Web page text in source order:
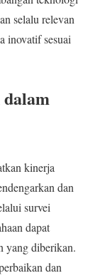
selalu relevan
inovatif sesuai
kinerja
dan
survei
dapat
yang diberikan.
dan